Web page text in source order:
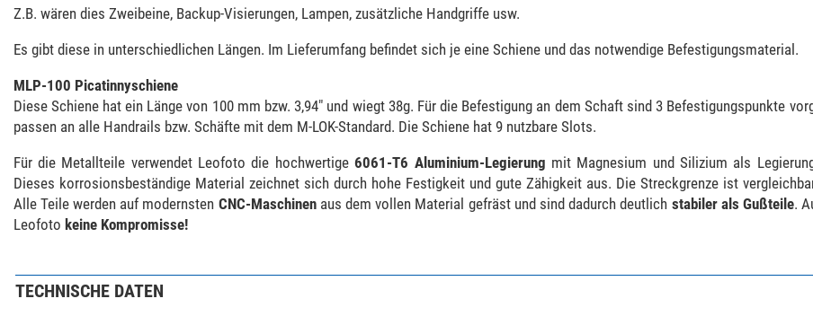
Z.B. wären dies Zweibeine, Backup-Visierungen, Lampen, zusätzliche Handgriffe usw.
Es gibt diese in unterschiedlichen Längen. Im Lieferumfang befindet sich je eine Schiene und das notwendige Befestigungsmaterial.
MLP-100 Picatinnyschiene
Diese Schiene hat ein Länge von 100 mm bzw. 3,94" und wiegt 38g. Für die Befestigung an dem Schaft sind 3 Befestigungspunkte
passen an alle Handrails bzw. Schäfte mit dem M-LOK-Standard. Die Schiene hat 9 nutzbare Slots.
Für die Metallteile verwendet Leofoto die hochwertige6061-T6 Aluminium-Legierung mit Magnesium und Silizium als
Dieses korrosionsbeständige Material zeichnet sich durch hohe Festigkeit und gute Zähigkeit aus. Die Streckgrenze ist
Alle Teile werden auf modernsten CNC-Maschinenaus dem vollen Material gefräst und sind dadurch deutlich stabiler als Gußteile.
Leofoto keine Kompromisse!
TECHNISCHE DATEN